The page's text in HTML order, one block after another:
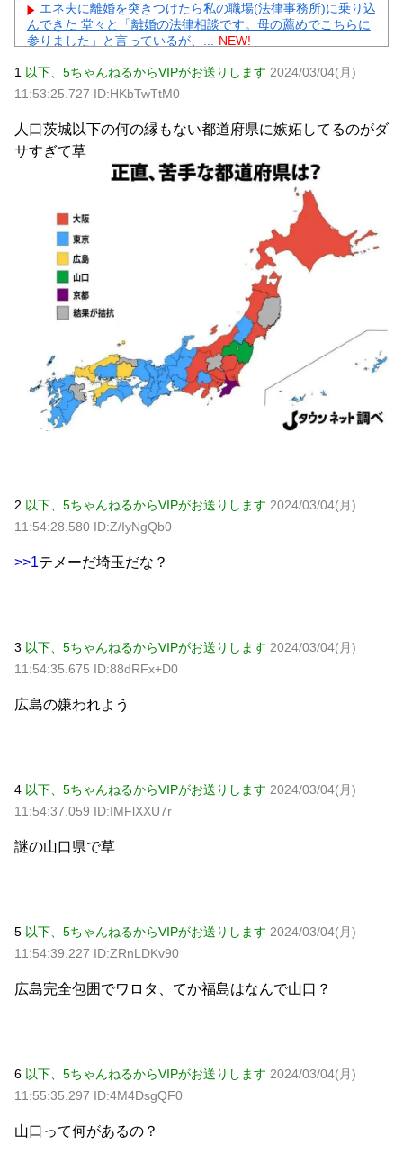
エネ夫に離婚を突きつけたら私の職場(法律事務所)に乗り込
んできた 堂々と「離婚の法律相談です。母の薦めでこちらに
参りました」と言っているが、... NEW!
「貯金なんてないよー」父「全部なくなったの！？」→予想
外の返事に家族騒然となり…
【速報】 『有吉の夏休み』、とんでもない発表をしてしま
う！！！！！
【完全まとめ】親の介護と老後の不安｜ガル民のリアル体
NEW!
【物議】元TBSアナ山本里菜が離婚報告→”宝物”発言にガル
民総ツッコミｗｗｗ
元AKB社長、22億円申告漏れ 乃木坂46運営会社の株式を
パチンコ京楽産業に譲渡【ノース・リバー】【窪田康志】
元AKB社長、22億円申告漏れ 乃木坂46運営会社の株式を
パチンコ京楽産業に譲渡【ノース・リバー】【窪田康志】
Powered by livedoor 相互RSS
1 以下、5ちゃんねるからVIPがお送りします 2024/03/04(月)
11:53:25.727 ID:HKbTwTtM0
人口茨城以下の何の縁もない都道府県に嫉妬してるのがダ
サすぎて草
2 以下、5ちゃんねるからVIPがお送りします 2024/03/04(月)
11:54:28.580 ID:Z/IyNgQb0
>>1テメーだ埼玉だな？
3 以下、5ちゃんねるからVIPがお送りします 2024/03/04(月)
11:54:35.675 ID:88dRFx+D0
広島の嫌われよう
4 以下、5ちゃんねるからVIPがお送りします 2024/03/04(月)
11:54:37.059 ID:IMFlXXU7r
謎の山口県で草
5 以下、5ちゃんねるからVIPがお送りします 2024/03/04(月)
11:54:39.227 ID:ZRnLDKv90
広島完全包囲でワロタ、てか福島はなんで山口？
6 以下、5ちゃんねるからVIPがお送りします 2024/03/04(月)
11:55:35.297 ID:4M4DsgQF0
山口って何があるの？